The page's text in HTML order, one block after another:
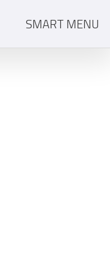
SMART MENU